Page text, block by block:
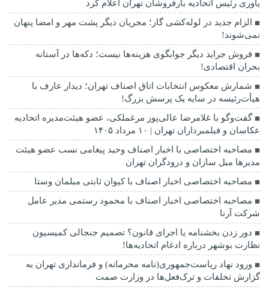
یاوری رئیس اتحادیه بارفروشان تهران اعلام کرد
الزام جدید در لوله‌کشی گاز؛ مجریان دیگر پشت مهر و امضا پنهان
نمی‌شوند!
فروش جراید دیگر جوابگوی هزینه‌ها نیست؛ دکه‌ها در آستانه
بحران اقتصادی!
شمارش معکوس انتخابات اتاق اصناف تهران؛ دیدار عارف با
هیأت‌رئیسه در سایه یک پرسش بزرگ!
گفت‌وگو با غلامرضا عالی‌پور مرغملکی، عضو هیئت‌مدیره اتحادیه
عکاسان و فیلمبرداران تهران | ۱۰ مرداد ۱۴۰۵
مصاحبه اختصاصی با اخبار اصناف وحید پیغامی نسب عضو هیئت
مدیرها مبل سازان و درودگران تهران
مصاحبه اختصاصی اخبار اصناف با کیوان ثابتی مبلمان وستا
مصاحبه اختصاصی اخبار اصناف با محمود رستمی مدیر عامل
شرکت آرنا
دور زدن بخشنامه یا اجرای قانون؟ تصمیم جنجالی کمیسیون
نظارت بوشهر درباره ادغام اتحادیه‌ها!
ورود نهاد ریاست‌جمهوری(نامه محرمانه) و فرمانداری تهران به
گزارش تخلفات و ترک‌فعل‌ها در وزارت صمت